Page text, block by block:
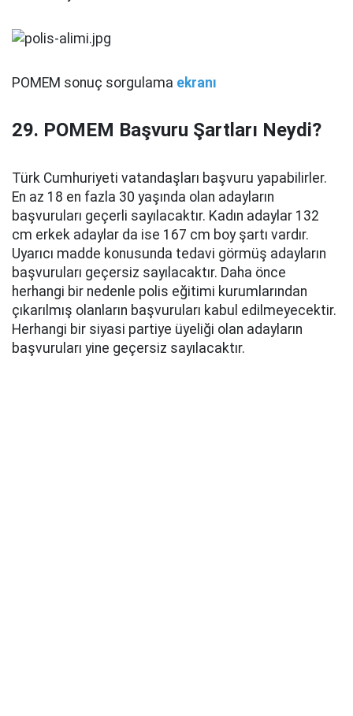
POMEM sonuç sorgulama ekranı
29. POMEM Başvuru Şartları Neydi?
Türk Cumhuriyeti vatandaşları başvuru yapabilirler.
En az 18 en fazla 30 yaşında olan adayların
başvuruları geçerli sayılacaktır. Kadın adaylar 132
cm erkek adaylar da ise 167 cm boy şartı vardır.
Uyarıcı madde konusunda tedavi görmüş adayların
başvuruları geçersiz sayılacaktır. Daha önce
herhangi bir nedenle polis eğitimi kurumlarından
çıkarılmış olanların başvuruları kabul edilmeyecektir.
Herhangi bir siyasi partiye üyeliği olan adayların
başvuruları yine geçersiz sayılacaktır.